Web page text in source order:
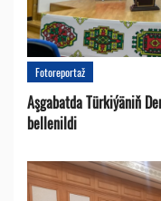
Fotoreportaž
Aşgabatda Türkiýäniň
bellenildi